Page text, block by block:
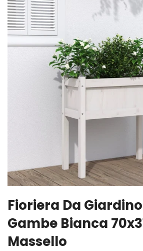
Fioriera Da
Gambe Bianca
Massello